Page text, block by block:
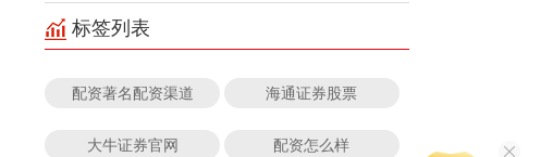
标签列表
配资著名配资渠道 海通证券股票
大牛证券官网 配资怎么样